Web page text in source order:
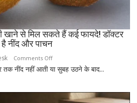
न्यूट्रिशनिस्ट,
दिनभर
बनी
एनर्जी;
खाने से मिल सकते हैं कई फायदे! डॉक्टर
नींद और पाचन
Comments Offon
रात
सोने
तक नींद नहीं आती या सुबह उठने के बाद...